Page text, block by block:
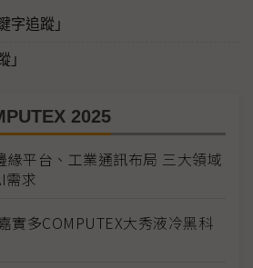
字追蹤」
」
2025
緣平台、工業通訊布局 三大領域
需求
實多COMPUTEX大秀液冷黑科